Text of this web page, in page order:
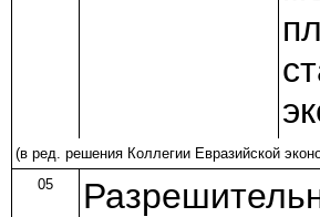
(в ред. решенияКоллегии Евразийской
05